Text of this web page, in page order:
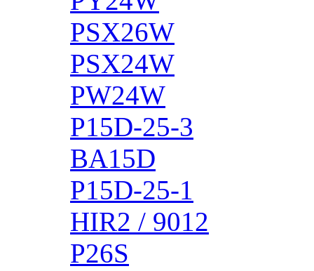
PSX26W
PSX24W
PW24W
P15D-25-3
BA15D
P15D-25-1
HIR2 / 9012
P26S